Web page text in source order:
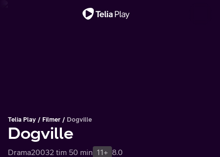
Telia Play Filmer Dogville
Dogville
Drama20032 tim 50 min 11+ 8.0